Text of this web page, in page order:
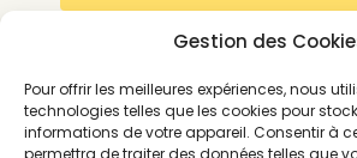
Gestion des
Pour offrir les meilleures expériences, nous
technologies telles que les cookies pour
informations de votre appareil. Consentir à
permettra de traiter des données telles que
Compte
Calendrier
Contactez-nous